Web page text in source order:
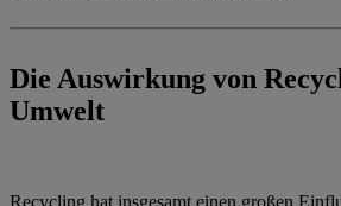
Die Auswirkung von
Umwelt
Recycling hat insgesamt einen großen